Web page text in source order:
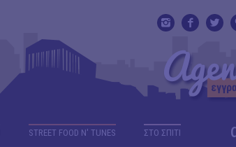
STREET FOOD N' TUNES ΣΤΟ ΣΠΙΤΙ